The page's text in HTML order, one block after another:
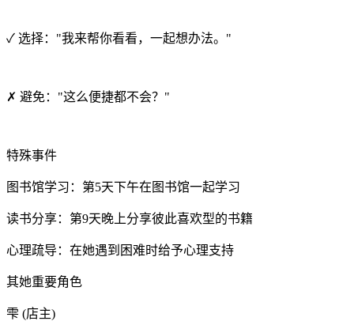
✓ 选择："我来帮你看看，一起想办法。"
✗ 避免："这么便捷都不会？"
特殊事件
图书馆学习：第5天下午在图书馆一起学习
读书分享：第9天晚上分享彼此喜欢型的书籍
心理疏导：在她遇到困难时给予心理支持
其她重要角色
雫 (店主)